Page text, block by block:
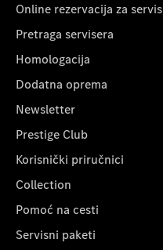
Online rezervacija za servis
Pretraga servisera
Homologacija
Dodatna oprema
Newsletter
Prestige Club
Korisnički priručnici
Collection
Pomoć na cesti
Servisni paketi